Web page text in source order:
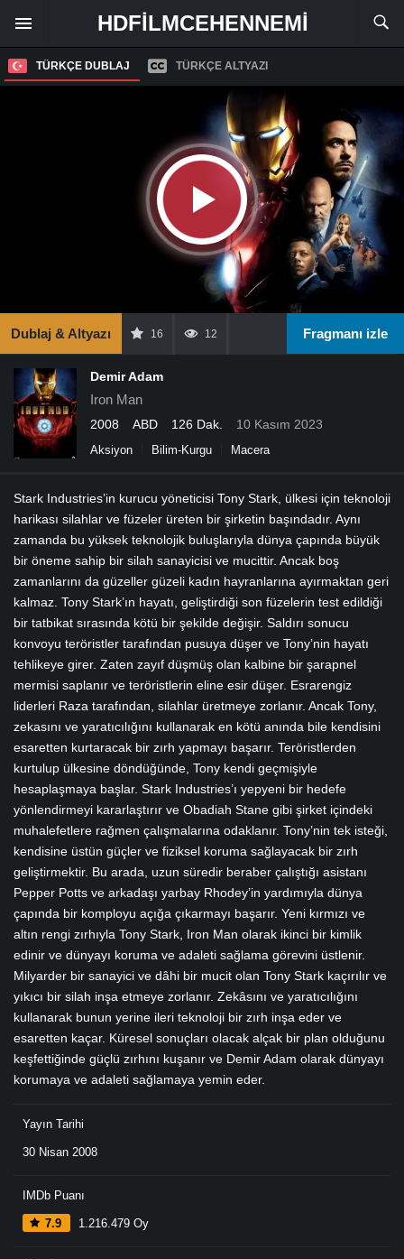
HDFILMCEHENNEMI
TÜRKÇE DUBLAJ TÜRKÇE ALTYAZI
Dublaj & Altyazı 16 12 Fragmanı izle
Demir Adam
Iron Man
2008 ABD 126 Dak. 10 Kasım 2023
Aksiyon Bilim-Kurgu Macera
Stark Industries’in kurucu yöneticisi Tony Stark, ülkesi için teknoloji
harikası silahlar ve füzeler üreten bir şirketin başındadır. Aynı
zamanda bu yüksek teknolojik buluşlarıyla dünya çapında büyük
bir öneme sahip bir silah sanayicisi ve mucittir. Ancak boş
zamanlarını da güzeller güzeli kadın hayranlarına ayırmaktan geri
kalmaz. Tony Stark’ın hayatı, geliştirdiği son füzelerin test edildiği
bir tatbikat sırasında kötü bir şekilde değişir. Saldırı sonucu
konvoyu teröristler tarafından pusuya düşer ve Tony’nin hayatı
tehlikeye girer. Zaten zayıf düşmüş olan kalbine bir şarapnel
mermisi saplanır ve teröristlerin eline esir düşer. Esrarengiz
liderleri Raza tarafından, silahlar üretmeye zorlanır. Ancak Tony,
zekasını ve yaratıcılığını kullanarak en kötü anında bile kendisini
esaretten kurtaracak bir zırh yapmayı başarır. Teröristlerden
kurtulup ülkesine döndüğünde, Tony kendi geçmişiyle
hesaplaşmaya başlar. Stark Industries’ı yepyeni bir hedefe
yönlendirmeyi kararlaştırır ve Obadiah Stane gibi şirket içindeki
muhalefetlere rağmen çalışmalarına odaklanır. Tony’nin tek isteği,
kendisine üstün güçler ve fiziksel koruma sağlayacak bir zırh
geliştirmektir. Bu arada, uzun süredir beraber çalıştığı asistanı
Pepper Potts ve arkadaşı yarbay Rhodey’in yardımıyla dünya
çapında bir komployu açığa çıkarmayı başarır. Yeni kırmızı ve
altın rengi zırhıyla Tony Stark, Iron Man olarak ikinci bir kimlik
edinir ve dünyayı koruma ve adaleti sağlama görevini üstlenir.
Milyarder bir sanayici ve dâhi bir mucit olan Tony Stark kaçırılır ve
yıkıcı bir silah inşa etmeye zorlanır. Zekâsını ve yaratıcılığını
kullanarak bunun yerine ileri teknoloji bir zırh inşa eder ve
esaretten kaçar. Küresel sonuçları olacak alçak bir plan olduğunu
keşfettiğinde güçlü zırhını kuşanır ve Demir Adam olarak dünyayı
korumaya ve adaleti sağlamaya yemin eder.
Yayın Tarihi
30 Nisan 2008
IMDb Puanı
7.9 1.216.479 Oy